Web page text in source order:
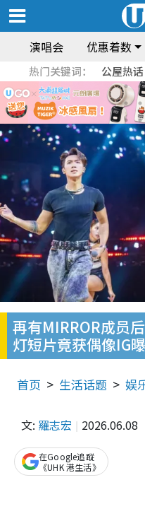
演唱会 优惠着数
热门关键词： 公屋热话
再有MIRROR成员
灯短片竟获偶像IG
首页 生活话题 娱
文: 羅志宏 2026.06.08
在Google追蹤
《UHK 港生活》